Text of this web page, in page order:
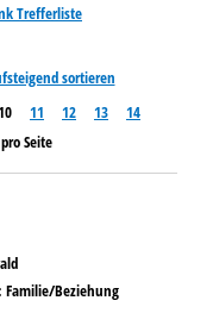
Trefferliste
sortieren
11 12 13
14
Seite
Familie/Beziehung